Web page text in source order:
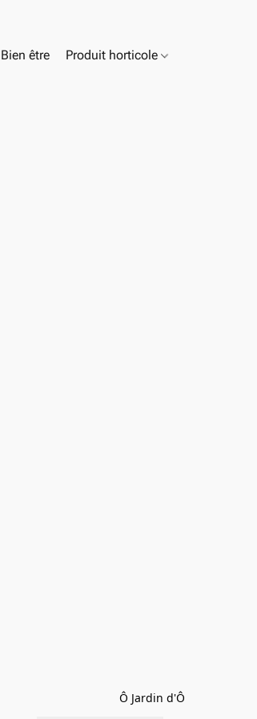
être Produit horticole
Ô Jardin d'Ô